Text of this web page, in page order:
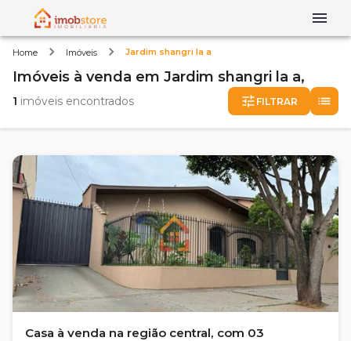
Home Imóveis Jardim shangri la a
Imóveis à venda em Jardim shangri la a,
1 imóveis encontrados FILTRAR
Casa à venda na região central, com 03